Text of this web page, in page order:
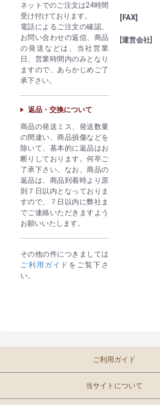
ネットでのご注文は24時間
受け付けております。
電話によるご注文の確認、
お問い合わせの返信、商品
の発送などは、当社営業
日、営業時間内のみとなり
ますので、あらかじめご了
承下さい。
返品・交換について
商品の発送ミス、発送数量
の間違い、商品損傷などを
除いて、基本的に返品はお
断りしております。何卒ご
了承下さい。なお、商品の
返品は、商品到着時より原
則７日以内となっておりま
すので、７日以内に弊社ま
でご連絡いただきますよう
お願いいたします。
その他の件につきましては
ご利用ガイド をご覧下さ
い。
[FAX]
[運営会社]
ご利用ガイド
当サイトについて